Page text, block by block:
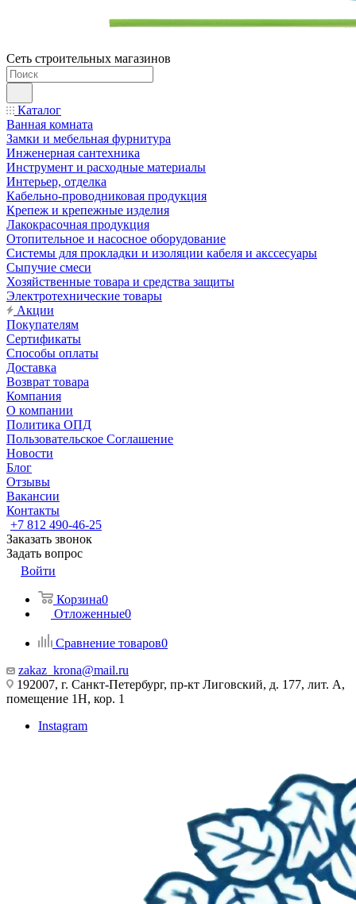
Сеть строительных магазинов
Каталог
Ванная комната
Замки и мебельная фурнитура
Инженерная сантехника
Инструмент и расходные материалы
Интерьер, отделка
Кабельно-проводниковая продукция
Крепеж и крепежные изделия
Лакокрасочная продукция
Отопительное и насосное оборудование
Системы для прокладки и изоляции кабеля и акссесуары
Сыпучие смеси
Хозяйственные товара и средства защиты
Электротехнические товары
Акции
Покупателям
Сертификаты
Способы оплаты
Доставка
Возврат товара
Компания
О компании
Политика ОПД
Пользовательское Соглашение
Новости
Блог
Отзывы
Вакансии
Контакты
+7 812 490-46-25
Заказать звонок
Задать вопрос
Войти
Корзина0
Отложенные0
Сравнение товаров0
zakaz_krona@mail.ru
192007, г. Санкт-Петербург, пр-кт Лиговский, д. 177, лит. А,
помещение 1Н, кор. 1
Instagram